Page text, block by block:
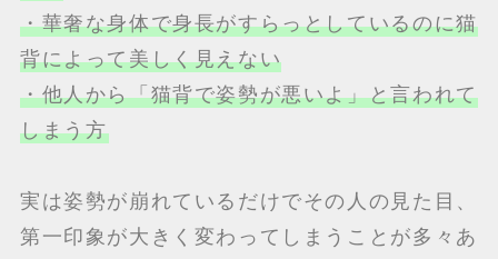
・華奢な身体で身長がすらっとしているのに猫
背によって美しく見えない
・他人から「猫背で姿勢が悪いよ」と言われて
しまう方
実は姿勢が崩れているだけでその人の見た目、
第一印象が大きく変わってしまうことが多々あ